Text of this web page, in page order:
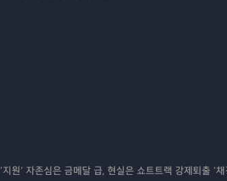
원’ 자존심은 금메달 급, 현실은 쇼트트랙 강제퇴출 ‘